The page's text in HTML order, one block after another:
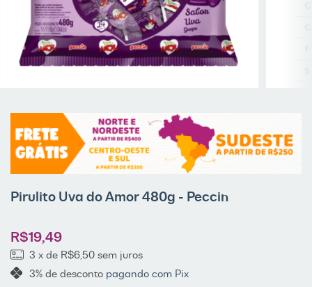
Pirulito Uva do Amor 480g - Peccin
R$19,49
3 x de R$6,50 sem juros
3% de descontopagando com Pix